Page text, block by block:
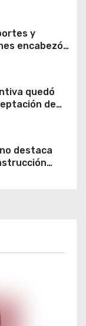
y
encabezó
en
quedó
de
en $1.600
destaca
la inversión